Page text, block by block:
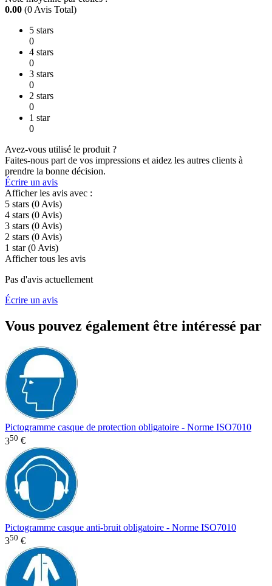
0.00 (0 Avis Total)
5 stars
0
4 stars
0
3 stars
0
2 stars
0
1 star
0
Avez-vous utilisé le produit ?
Faites-nous part de vos impressions et aidez les autres clients à
prendre la bonne décision.
Écrire un avis
Afficher les avis avec :
5 stars (0Avis)
4 stars (0Avis)
3 stars (0Avis)
2 stars (0Avis)
1 star (0Avis)
Afficher tous les avis
Pas d'avis actuellement
Écrire un avis
Vous pouvez également être intéressé par
Pictogramme casque de protection obligatoire - Norme ISO7010
350 €
Pictogramme casque anti-bruit obligatoire - Norme ISO7010
350 €